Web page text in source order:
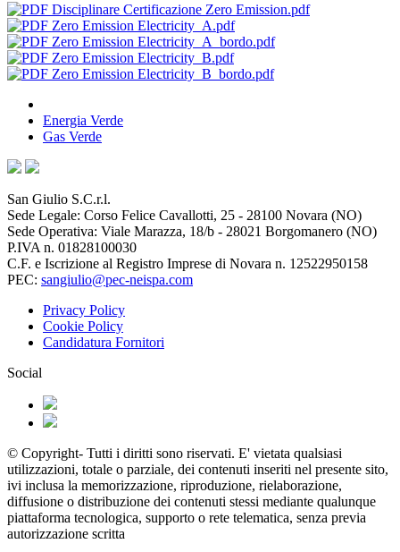
Disciplinare Certificazione Zero Emission.pdf
Zero Emission Electricity_A.pdf
Zero Emission Electricity_A_bordo.pdf
Zero Emission Electricity_B.pdf
Zero Emission Electricity_B_bordo.pdf
Energia Verde
Gas Verde
San Giulio S.C.r.l.
Sede Legale: Corso Felice Cavallotti, 25 - 28100 Novara (NO)
Sede Operativa: Viale Marazza, 18/b - 28021 Borgomanero (NO)
P.IVA n. 01828100030
C.F. e Iscrizione al Registro Imprese di Novara n. 12522950158
PEC: sangiulio@pec-neispa.com
Privacy Policy
Cookie Policy
Candidatura Fornitori
Social
© Copyright- Tutti i diritti sono riservati. E' vietata qualsiasi
utilizzazioni, totale o parziale, dei contenuti inseriti nel presente sito,
ivi inclusa la memorizzazione, riproduzione, rielaborazione,
diffusione o distribuzione dei contenuti stessi mediante qualunque
piattaforma tecnologica, supporto o rete telematica, senza previa
autorizzazione scritta